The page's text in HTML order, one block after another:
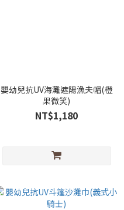
嬰幼兒抗UV海灘遮陽漁夫帽(橙
果微笑)
NT$1,180